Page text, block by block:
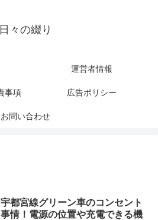
日々の綴り
運営者情報
事項 広告ポリシー
お問い合わせ
宇都宮線グリーン車のコンセント
事情！電源の位置や充電できる機